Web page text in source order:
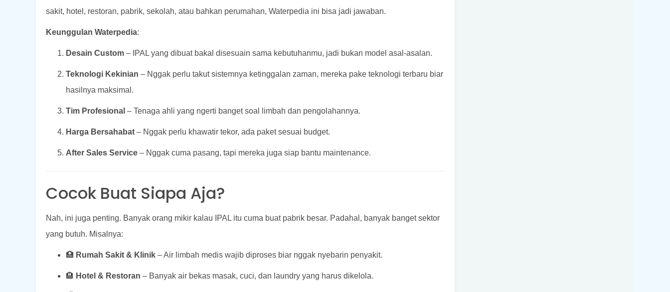
sakit, hotel, restoran, pabrik, sekolah, atau bahkan perumahan, Waterpedia ini bisa jadi jawaban.
Keunggulan Waterpedia:
Desain Custom – IPAL yang dibuat bakal disesuain sama kebutuhanmu, jadi bukan model asal-asalan.
Teknologi Kekinian – Nggak perlu takut sistemnya ketinggalan zaman, mereka pake teknologi terbaru biar
hasilnya maksimal.
Tim Profesional – Tenaga ahli yang ngerti banget soal limbah dan pengolahannya.
Harga Bersahabat – Nggak perlu khawatir tekor, ada paket sesuai budget.
After Sales Service – Nggak cuma pasang, tapi mereka juga siap bantu maintenance.
Cocok Buat Siapa Aja?
Nah, ini juga penting. Banyak orang mikir kalau IPAL itu cuma buat pabrik besar. Padahal, banyak banget sektor
yang butuh. Misalnya:
🏥 Rumah Sakit & Klinik – Air limbah medis wajib diproses biar nggak nyebarin penyakit.
🏨 Hotel & Restoran – Banyak air bekas masak, cuci, dan laundry yang harus dikelola.